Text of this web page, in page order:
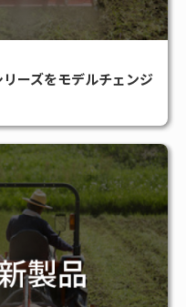
ーズをモデルチェンジ